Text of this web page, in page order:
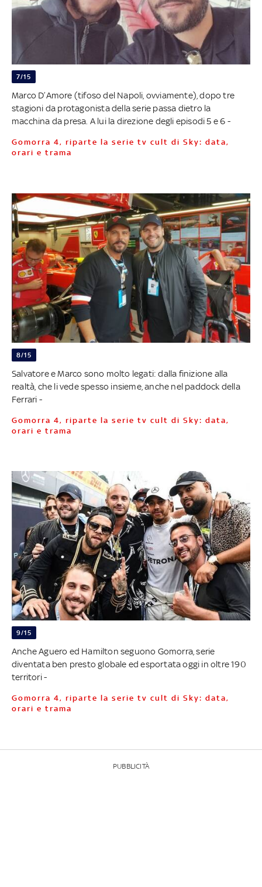
7/15
Marco D’Amore (tifoso del Napoli, ovviamente), dopo tre
stagioni da protagonista della serie passa dietro la
macchina da presa. A lui la direzione degli episodi 5 e 6 -
Gomorra 4, riparte la serie tv cult di Sky: data,
orari e trama
8/15
Salvatore e Marco sono molto legati: dalla finizione alla
realtà, che li vede spesso insieme, anche nel paddock della
Ferrari -
Gomorra 4, riparte la serie tv cult di Sky: data,
orari e trama
9/15
Anche Aguero ed Hamilton seguono Gomorra, serie
diventata ben presto globale ed esportata oggi in oltre 190
territori -
Gomorra 4, riparte la serie tv cult di Sky: data,
orari e trama
PUBBLICITÀ